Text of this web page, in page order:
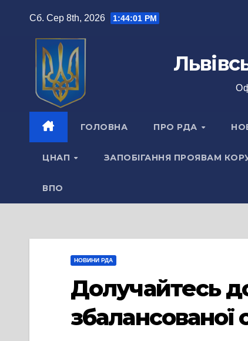
Сб. Сер 8th, 2026 1:44:01 PM
ГОЛОВНА ПРО РДА
ЦНАП ЗАПОБІГАННЯ ПРОЯВАМ
ВПО
НОВИНИ РДА
Долучайтесь
збалансованої